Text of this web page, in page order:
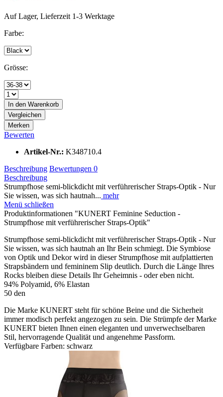
Auf Lager, Lieferzeit 1-3 Werktage
Farbe:
Grösse:
In den Warenkorb
Vergleichen
Merken
Bewerten
Artikel-Nr.: K348710.4
Beschreibung Bewertungen 0
Beschreibung
Strumpfhose semi-blickdicht mit verführerischer Straps-Optik - Nur
Sie wissen, was sich hautnah... mehr
Menü schließen
Produktinformationen "KUNERT Feminine Seduction -
Strumpfhose mit verführerischer Straps-Optik"
Strumpfhose semi-blickdicht mit verführerischer Straps-Optik - Nur
Sie wissen, was sich hautnah an Ihr Bein schmiegt. Die Symbiose
von Optik und Dekor wird in dieser Strumpfhose mit aufplattierten
Strapsbändern und femininem Slip deutlich. Durch die Länge Ihres
Rocks bleiben diese Details Ihr Geheimnis - oder eben nicht.
94% Polyamid, 6% Elastan
50 den
Die Marke KUNERT steht für schöne Beine und die Sicherheit
immer modisch perfekt angezogen zu sein. Die Strümpfe der Marke
KUNERT bieten Ihnen einen eleganten und unverwechselbaren
Stil, hervorragende Qualität und angenehme Passform.
Verfügbare Farben: schwarz